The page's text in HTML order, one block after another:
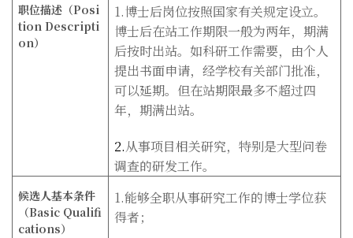
职位描述（Posi
tion Descripti
on）
1.博士后岗位按照国家有关规定设立。
博士后在站工作期限一般为两年，期满
后按时出站。如科研工作需要，由个人
提出书面申请，经学校有关部门批准，
可以延期。但在站期限最多不超过四
年，期满出站。
2.从事项目相关研究，特别是大型问卷
调查的研发工作。
候选人基本条件
（Basic Qualifi
cations）
1.能够全职从事研究工作的博士学位获
得者；